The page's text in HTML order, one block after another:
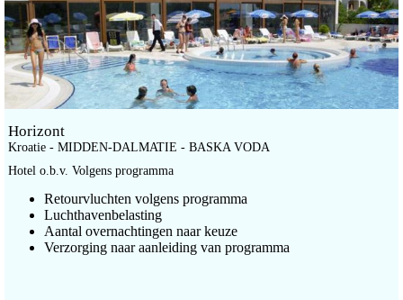
Horizont
Kroatie - MIDDEN-DALMATIE - BASKA VODA
Hotel o.b.v. Volgens programma
Retourvluchten volgens programma
Luchthavenbelasting
Aantal overnachtingen naar keuze
Verzorging naar aanleiding van programma